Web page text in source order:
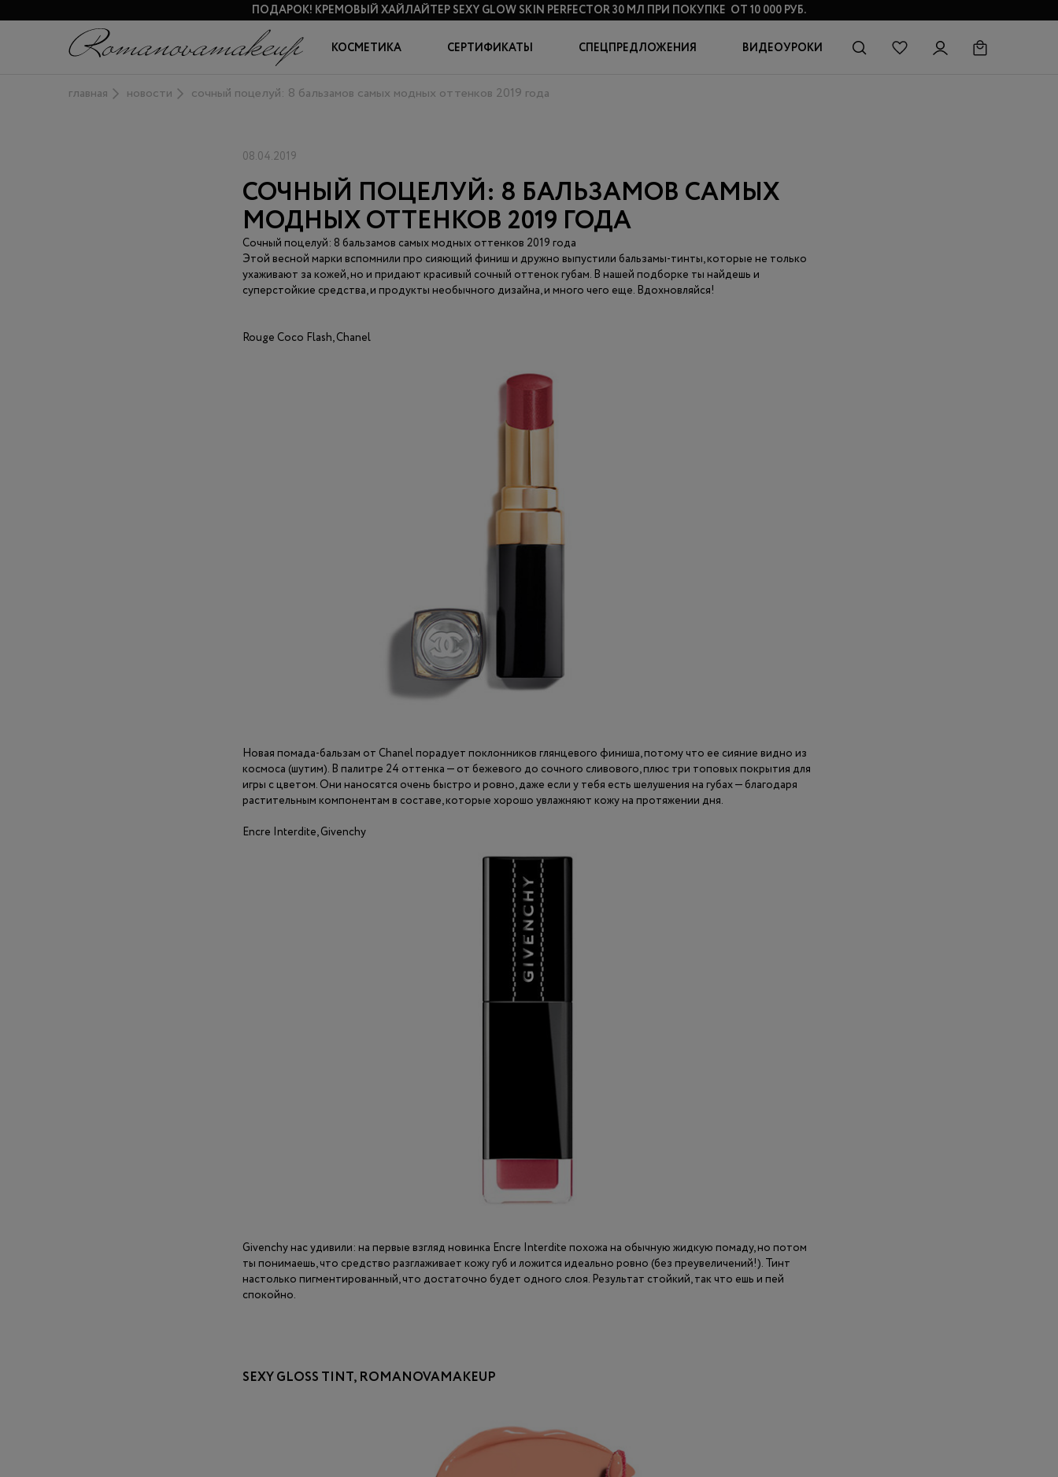
ПОДАРОК! КРЕМОВЫЙ ХАЙЛАЙТЕР SEXY GLOW SKIN PERFECTOR 30 МЛ ПРИ ПОКУПКЕ ОТ 10 000 РУБ.
КОСМЕТИКА СЕРТИФИКАТЫ СПЕЦПРЕДЛОЖЕНИЯ ВИДЕОУРОКИ
главная новости сочный поцелуй: 8 бальзамов самых модных оттенков 2019 года
08.04.2019
СОЧНЫЙ ПОЦЕЛУЙ: 8 БАЛЬЗАМОВ САМЫХ
МОДНЫХ ОТТЕНКОВ 2019 ГОДА
Сочный поцелуй: 8 бальзамов самых модных оттенков 2019 года
Этой весной марки вспомнили про сияющий финиш и дружно выпустили бальзамы-тинты, которые не только
ухаживают за кожей, но и придают красивый сочный оттенок губам. В нашей подборке ты найдешь и
суперстойкие средства, и продукты необычного дизайна, и много чего еще. Вдохновляйся!
Rouge Coco Flash, Chanel
Новая помада-бальзам от Chanel порадует поклонников глянцевого финиша, потому что ее сияние видно из
космоса (шутим). В палитре 24 оттенка — от бежевого до сочного сливового, плюс три топовых покрытия для
игры с цветом. Они наносятся очень быстро и ровно, даже если у тебя есть шелушения на губах — благодаря
растительным компонентам в составе, которые хорошо увлажняют кожу на протяжении дня.
Encre Interdite, Givenchy
Givenchy нас удивили: на первые взгляд новинка Encre Interdite похожа на обычную жидкую помаду, но потом
ты понимаешь, что средство разглаживает кожу губ и ложится идеально ровно (без преувеличений!). Тинт
настолько пигментированный, что достаточно будет одного слоя. Результат стойкий, так что ешь и пей
спокойно.
SEXY GLOSS TINT, ROMANOVAMAKEUP